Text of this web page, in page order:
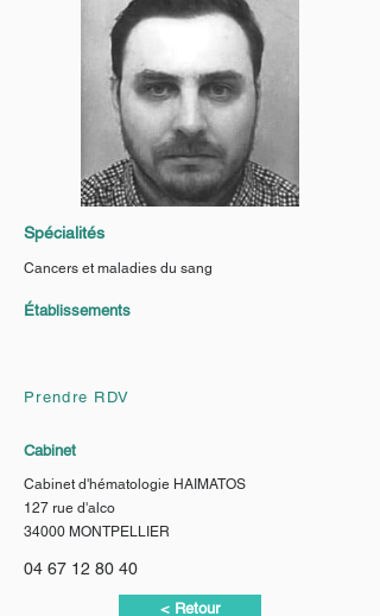
Spécialités
Cancers et maladies du sang
Établissements
Prendre RDV
Cabinet
Cabinet d'hématologie HAIMATOS
127 rue d'alco
34000 MONTPELLIER
04 67 12 80 40
< Retour